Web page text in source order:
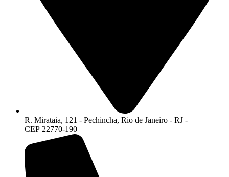
R. Mirataia, 121 - Pechincha, Rio de Janeiro - RJ -
CEP 22770-190